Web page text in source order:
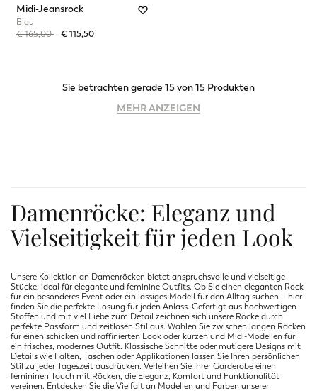
Midi-Jeansrock
Blau
Price reduced from
€ 165,00to€ 115,50
Sie betrachten gerade 15 von 15 Produkten
MEHR ANZEIGEN
Damenröcke: Eleganz und
Vielseitigkeit für jeden Look
Unsere Kollektion an Damenröcken bietet anspruchsvolle und vielseitige
Stücke, ideal für elegante und feminine Outfits. Ob Sie einen eleganten Rock
für ein besonderes Event oder ein lässiges Modell für den Alltag suchen – hier
finden Sie die perfekte Lösung für jeden Anlass. Gefertigt aus hochwertigen
Stoffen und mit viel Liebe zum Detail zeichnen sich unsere Röcke durch
perfekte Passform und zeitlosen Stil aus. Wählen Sie zwischen langen Röcken
für einen schicken und raffinierten Look oder kurzen und Midi-Modellen für
ein frisches, modernes Outfit. Klassische Schnitte oder mutigere Designs mit
Details wie Falten, Taschen oder Applikationen lassen Sie Ihren persönlichen
Stil zu jeder Tageszeit ausdrücken. Verleihen Sie Ihrer Garderobe einen
femininen Touch mit Röcken, die Eleganz, Komfort und Funktionalität
vereinen. Entdecken Sie die Vielfalt an Modellen und Farben unserer